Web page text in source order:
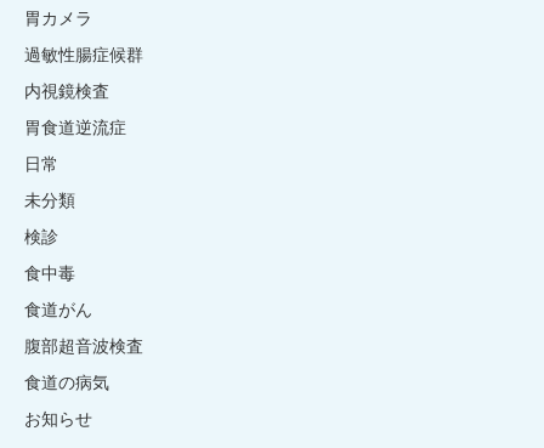
胃カメラ
過敏性腸症候群
内視鏡検査
胃食道逆流症
日常
未分類
検診
食中毒
食道がん
腹部超音波検査
食道の病気
お知らせ